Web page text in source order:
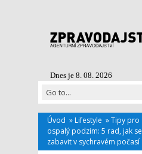
Dnes je 8. 08. 2026
Úvod » Lifestyle »Tipy pro
ospalý podzim: 5 rad, jak se
zabavit v sychravém počasí